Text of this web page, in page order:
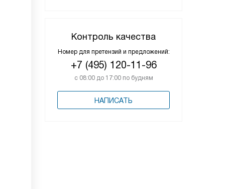
Контроль качества
Номер для претензий и предложений:
+7 (495) 120-11-96
с 08:00 до 17:00 по будням
НАПИСАТЬ